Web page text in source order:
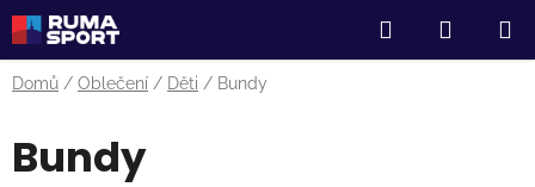
Přejít
na
obsah
Hledat
KOŠÍK
Domů / Oblečení / Děti / Bundy
Bundy